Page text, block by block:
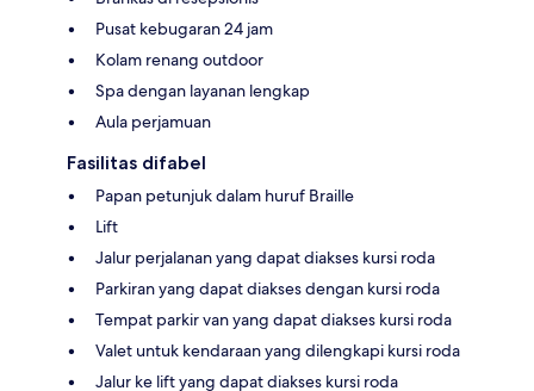
Pusat kebugaran 24 jam
Kolam renang outdoor
Spa dengan layanan lengkap
Aula perjamuan
Fasilitas difabel
Papan petunjuk dalam huruf Braille
Lift
Jalur perjalanan yang dapat diakses kursi roda
Parkiran yang dapat diakses dengan kursi roda
Tempat parkir van yang dapat diakses kursi roda
Valet untuk kendaraan yang dilengkapi kursi roda
Jalur ke lift yang dapat diakses kursi roda